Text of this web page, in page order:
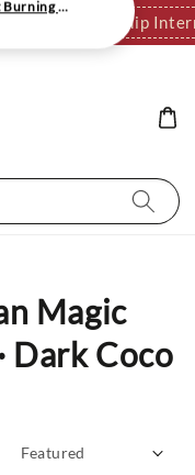
算。 ✈️ We Ship
Magic
Dark Coco